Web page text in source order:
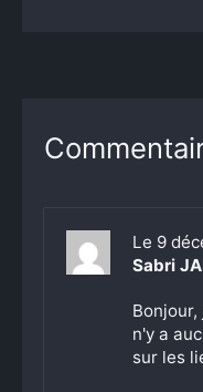
Le 9
Sabri
n'y a
sur les